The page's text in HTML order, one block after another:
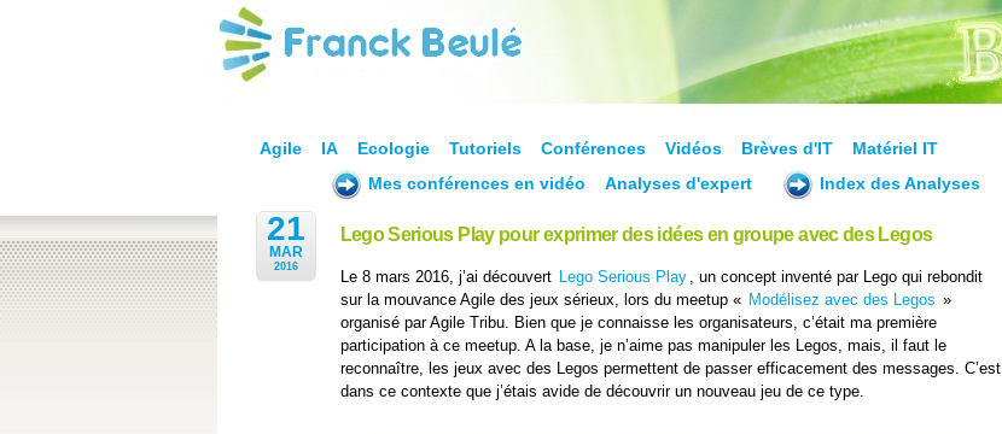
Agile IA Ecologie Tutoriels Conférences Vidéos Brèves d'IT
Matériel IT
Mes conférences en vidéo
Analyses d'expert Index des Analyses
21
MAR
2016
Lego Serious Play pour exprimer des idées en groupe avec des Legos
Le 8 mars 2016, j’ai découvert Lego Serious Play , un concept inventé par Lego qui rebondit
sur la mouvance Agile des jeux sérieux, lors du meetup « Modélisez avec des Legos »
organisé par Agile Tribu. Bien que je connaisse les organisateurs, c’était ma première
participation à ce meetup. A la base, je n’aime pas manipuler les Legos, mais, il faut le
reconnaître, les jeux avec des Legos permettent de passer efficacement des messages. C’est
dans ce contexte que j’étais avide de découvrir un nouveau jeu de ce type.